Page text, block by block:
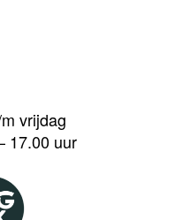
vrijdag
17.00 uur